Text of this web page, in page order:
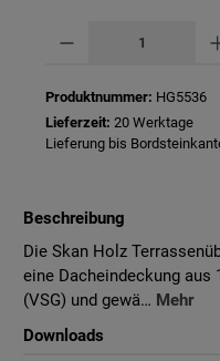
Produktnummer: HG5536
Lieferzeit: 20 Werktage
Lieferung bis
Beschreibung
Die Skan Holz
eine Dacheindeckung aus
(VSG) und gewä… Mehr
Downloads